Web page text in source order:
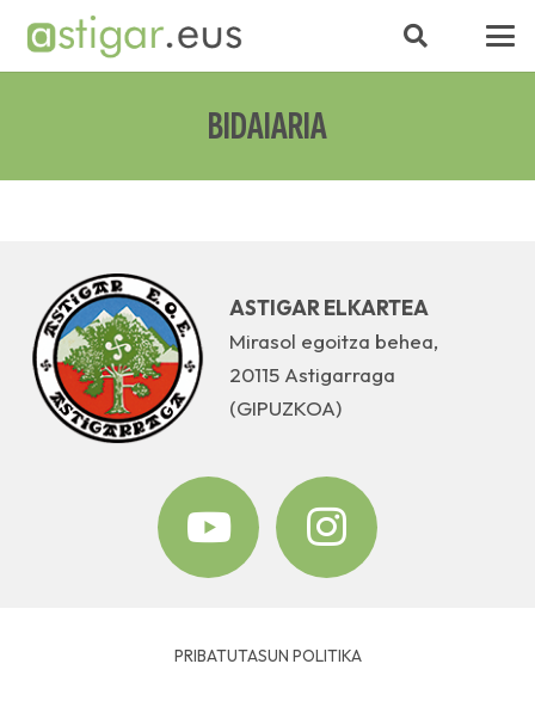
BIDAIARIA
ASTIGAR ELKARTEA
Mirasol egoitza behea,
20115 Astigarraga
(GIPUZKOA)
PRIBATUTASUN POLITIKA